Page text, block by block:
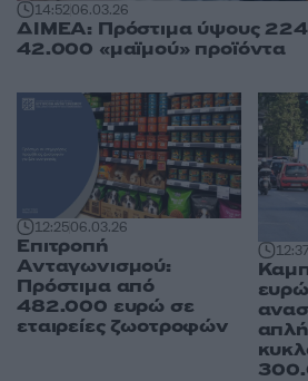
14:5206.03.26
ΔΙΜΕΑ: Πρόστιμα ύψους
42.000 «μαϊμού» προϊόντα
12:2506.03.26
Επιτροπή
Ανταγωνισμού:
Πρόστιμα από
482.000 ευρώ σε
εταιρείες ζωοτροφών
12:37